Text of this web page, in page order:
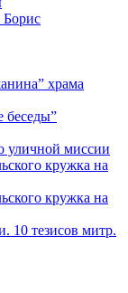
храма
беседы”
уличной миссии
кружка на
кружка на
10 тезисов митр.